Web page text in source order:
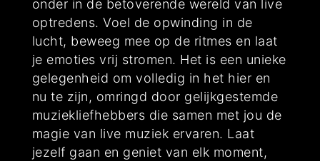
onder in de betoverende wereld van live
optredens. Voel de opwinding in de
lucht, beweeg mee op de ritmes en laat
je emoties vrij stromen. Het is een unieke
gelegenheid om volledig in het hier en
nu te zijn, omringd door gelijkgestemde
muziekliefhebbers die samen met jou de
magie van live muziek ervaren. Laat
jezelf gaan en geniet van elk moment,